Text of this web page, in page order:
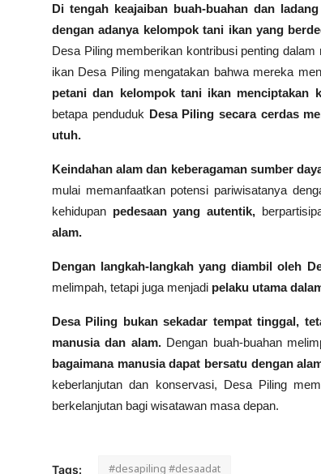
Di tengah keajaiban buah-buahan dan
dengan adanya kelompok tani ikan yang
Desa Piling memberikan kontribusi penting
ikan Desa Piling mengatakan bahwa mereka
petani dan kelompok tani ikan menciptakan
betapa penduduk Desa Piling secara cerdas
utuh.
Keindahan alam dan keberagaman sumber
mulai memanfaatkan potensi pariwisatanya
kehidupan pedesaan yang autentik,
alam.
Dengan langkah-langkah yang diambil oleh
melimpah, tetapi juga menjadi pelaku utama
Desa Piling bukan sekadar tempat tinggal,
manusia dan alam. Dengan buah-buahan
bagaimana manusia dapat bersatu dengan
keberlanjutan dan konservasi, Desa Piling
berkelanjutan bagi wisatawan masa depan.
Tags: